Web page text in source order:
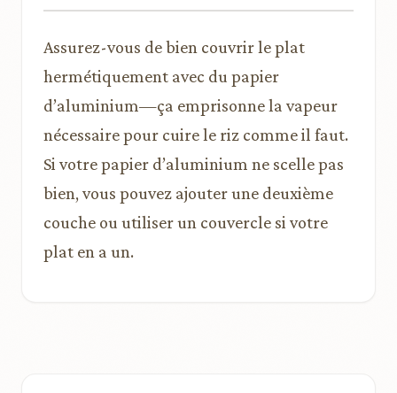
Assurez-vous de bien couvrir le plat
hermétiquement avec du papier
d’aluminium—ça emprisonne la vapeur
nécessaire pour cuire le riz comme il faut.
Si votre papier d’aluminium ne scelle pas
bien, vous pouvez ajouter une deuxième
couche ou utiliser un couvercle si votre
plat en a un.